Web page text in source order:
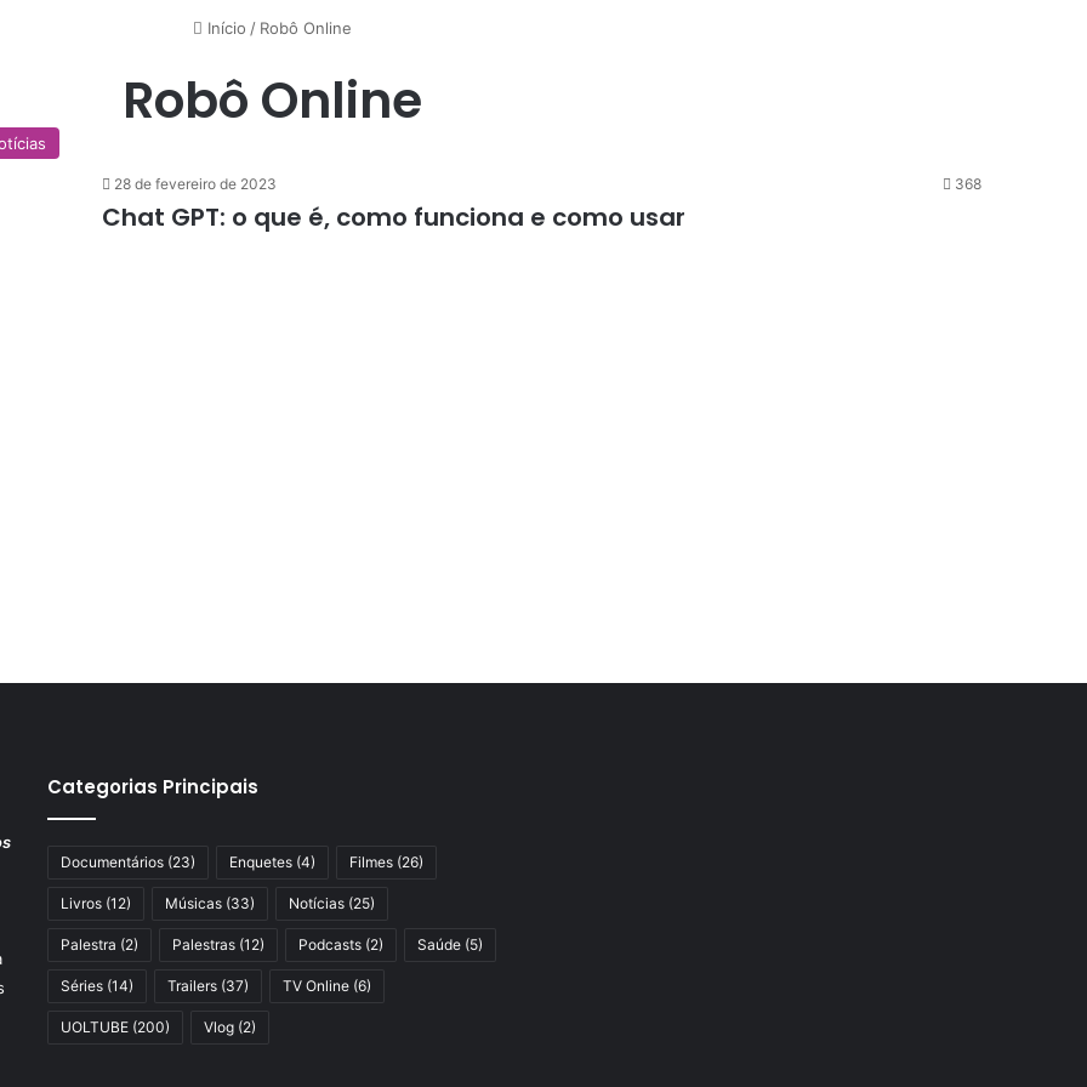
Início / Robô Online
Robô Online
28 de fevereiro de 2023 368
Chat GPT: o que é, como funciona e como usar
Categorias Principais
Documentários(23) Enquetes(4) Filmes(26)
Livros(12) Músicas(33) Notícias(25)
Palestra (2) Palestras(12) Podcasts(2) Saúde(5)
Séries(14) Trailers(37) TV Online(6)
UOLTUBE(200) Vlog(2)